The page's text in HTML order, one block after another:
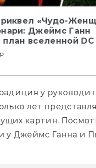
«Чудо-
Джеймс Ганн
вселенной DC
у
лет
картин.
у Джеймс Ганна и